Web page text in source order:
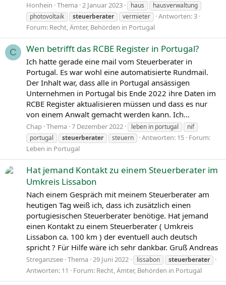
Honhein Thema 2 Januar 2023 haus
hausverwaltung
photovoltaik
steuerberater vermieter
Antworten: 3
Forum: Recht, Ämter, Behörden in Portugal
C Wen betrifft das RCBE Register in Portugal?
Ich hatte gerade eine mail vom Steuerberater in
Portugal. Es war wohl eine automatisierte Rundmail.
Der Inhalt war, dass alle in Portugal ansässigen
Unternehmen in Portugal bis Ende 2022 ihre Daten im
RCBE Register aktualisieren müssen und dass es nur
von einem Anwalt gemacht werden kann. Ich...
Chap Thema 7 Dezember 2022 leben in portugal
nif
portugal
steuerberater steuern Antworten: 15 Forum:
Leben in Portugal
Hat jemand Kontakt zu einem Steuerberater im
Umkreis Lissabon
Nach einem Gespräch mit meinem Steuerberater am
heutigen Tag weiß ich, dass ich zusätzlich einen
portugiesischen Steuerberater benötige. Hat jemand
einen Kontakt zu einem Steuerberater ( Umkreis
Lissabon ca. 100 km ) der eventuell auch deutsch
spricht ? Für Hilfe wäre ich sehr dankbar. Gruß Andreas
Streganzsee Thema 29 Juni 2022 lissabon steuerberater
Antworten: 11 Forum: Recht, Ämter, Behörden in Portugal